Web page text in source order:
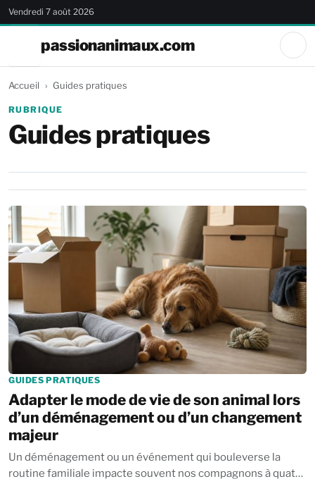
Vendredi 7 août 2026
passionanimaux.com
Accueil Guides pratiques
RUBRIQUE
Guides pratiques
GUIDES PRATIQUES
Adapter le mode de vie de son animal lors
d’un déménagement ou d’un changement
majeur
Un déménagement ou un événement qui bouleverse la
routine familiale impacte souvent nos compagnons à quatre